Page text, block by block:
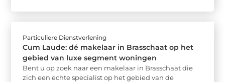
Particuliere Dienstverlening
Cum Laude: dé makelaar in Brasschaat op het
gebied van luxe segment woningen
Bent u op zoek naar een makelaar in Brasschaat die
zich een echte specialist op het gebied van de